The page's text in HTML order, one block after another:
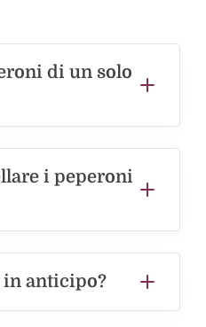
di un solo
i peperoni
in anticipo?